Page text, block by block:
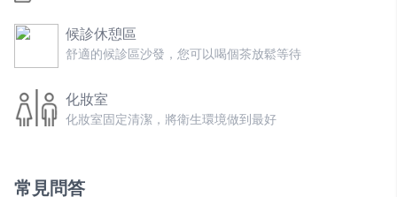
候診休憩區
舒適的候診區沙發，您可以喝個茶放鬆等待
化妝室
化妝室固定清潔，將衛生環境做到最好
照顧患者隱私，獨立診間最安心
常見問答